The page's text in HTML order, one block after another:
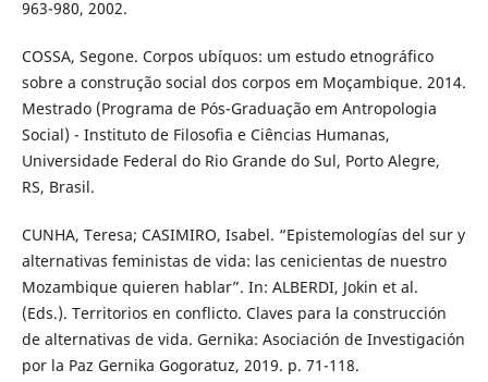
963-980, 2002.
COSSA, Segone. Corpos ubíquos: um estudo etnográfico
sobre a construção social dos corpos em Moçambique. 2014.
Mestrado (Programa de Pós-Graduação em Antropologia
Social) - Instituto de Filosofia e Ciências Humanas,
Universidade Federal do Rio Grande do Sul, Porto Alegre,
RS, Brasil.
CUNHA, Teresa; CASIMIRO, Isabel. “Epistemologías del sur y
alternativas feministas de vida: las cenicientas de nuestro
Mozambique quieren hablar”. In: ALBERDI, Jokin et al.
(Eds.). Territorios en conflicto. Claves para la construcción
de alternativas de vida. Gernika: Asociación de Investigación
por la Paz Gernika Gogoratuz, 2019. p. 71-118.